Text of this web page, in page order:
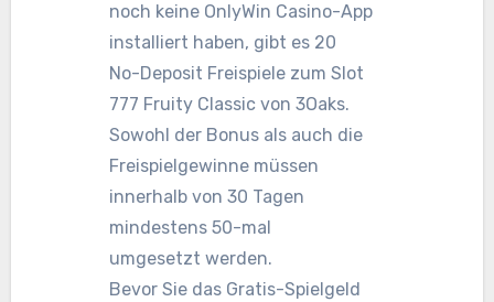
noch keine OnlyWin Casino-App
installiert haben, gibt es 20
No-Deposit Freispiele zum Slot
777 Fruity Classic von 3Oaks.
Sowohl der Bonus als auch die
Freispielgewinne müssen
innerhalb von 30 Tagen
mindestens 50-mal
umgesetzt werden.
Bevor Sie das Gratis-Spielgeld